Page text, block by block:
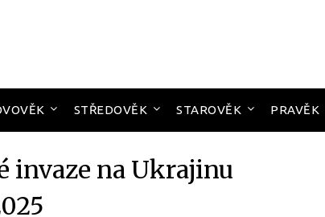
STŘEDOVĚK STAROVĚK PRAVĚK
invaze na Ukrajinu